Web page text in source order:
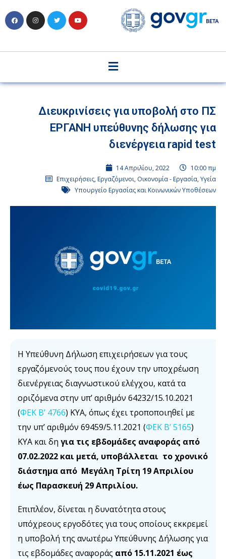
Διευκρινίσεις για υποβολή στο ΠΣ
ΕΡΓΑΝΗ υπεύθυνης δήλωσης για
διενέργεια rapid test
14 Απριλίου, 2022
10:00 πμ
Επιχειρήσεις, Εργαζόμενοι, Οικονομία - Εργασία,Υγεία
Υπουργείο Εργασίας και Κοινωνικών Υποθέσεων
H Υπεύθυνη Δήλωση επιχειρήσεων για τους
εργαζόμενούς τους που έχουν την υποχρέωση
διενέργειας διαγνωστικού ελέγχου, κατά τα
οριζόμενα στην υπ’ αριθμόν 64232/15.10.2021
(ΦΕΚ Β’ 4766) ΚΥΑ, όπως έχει τροποποιηθεί με
την υπ’ αριθμόν 69459/5.11.2021 (ΦΕΚ Β’ 5165)
ΚΥΑ και δη για τις εβδομάδες αναφοράς από
07.02.2022 και μετά, υποβάλλεται το χρονικό
διάστημα από Μεγάλη Τρίτη 19 Απριλίου
έως Παρασκευή 29 Απριλίου.
Επιπλέον, δίνεται η δυνατότητα στους
υπόχρεους εργοδότες για τους οποίους εκκρεμεί
η υποβολή της ανωτέρω Υπεύθυνης Δήλωσης για
τις εβδομάδες αναφοράς από 15.11.2021 έως